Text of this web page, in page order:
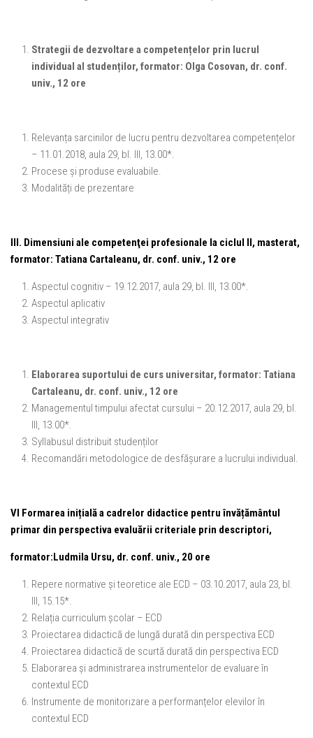
Strategii de dezvoltare a competențelor prin lucrul
individual al studenților, formator: Olga Cosovan, dr. conf.
univ., 12 ore
Relevanța sarcinilor de lucru pentru dezvoltarea competențelor
– 11.01.2018, aula 29, bl. III, 13.00*.
Procese și produse evaluabile.
Modalități de prezentare
III. Dimensiuni ale competenţei profesionale la ciclul II, masterat,
formator: Tatiana Cartaleanu, dr. conf. univ., 12 ore
Aspectul cognitiv – 19.12.2017, aula 29, bl. III, 13.00*.
Aspectul aplicativ
Aspectul integrativ
Elaborarea suportului de curs universitar, formator: Tatiana
Cartaleanu, dr. conf. univ., 12 ore
Managementul timpului afectat cursului – 20.12.2017, aula 29, bl.
III, 13.00*.
Syllabusul distribuit studenților
Recomandări metodologice de desfășurare a lucrului individual.
VI Formarea inițială a cadrelor didactice pentru învățământul
primar din perspectiva evaluării criteriale prin descriptori,
formator:Ludmila Ursu, dr. conf. univ., 20 ore
Repere normative și teoretice ale ECD – 03.10.2017, aula 23, bl.
III, 15.15*.
Relația curriculum școlar – ECD
Proiectarea didactică de lungă durată din perspectiva ECD
Proiectarea didactică de scurtă durată din perspectiva ECD
Elaborarea și administrarea instrumentelor de evaluare în
contextul ECD
Instrumente de monitorizare a performanțelor elevilor în
contextul ECD